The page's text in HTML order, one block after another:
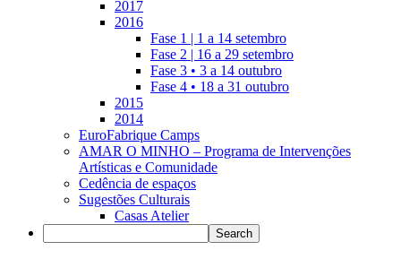
2017
2016
Fase 1 | 1 a 14 setembro
Fase 2 | 16 a 29 setembro
Fase 3 • 3 a 14 outubro
Fase 4 • 18 a 31 outubro
2015
2014
EuroFabrique Camps
AMAR O MINHO – Programa de Intervenções
Artísticas e Comunidade
Cedência de espaços
Sugestões Culturais
Casas Atelier